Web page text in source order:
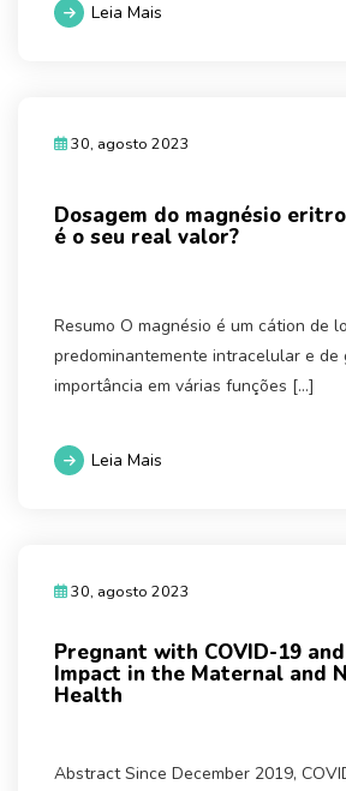
Leia Mais
30, agosto 2023
Dosagem do magnésio
é o seu real valor?
Resumo O magnésio é um cátion de
predominantemente intracelular e de
importância em várias funções […]
Leia Mais
30, agosto 2023
Pregnant with COVID-19
Impact in the Maternal and
Health
Abstract Since December 2019,